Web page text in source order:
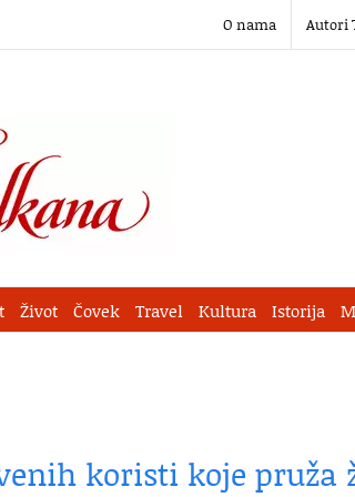
O nama Autori
Život Čovek Travel Kultura Istorija
koristi koje pruža